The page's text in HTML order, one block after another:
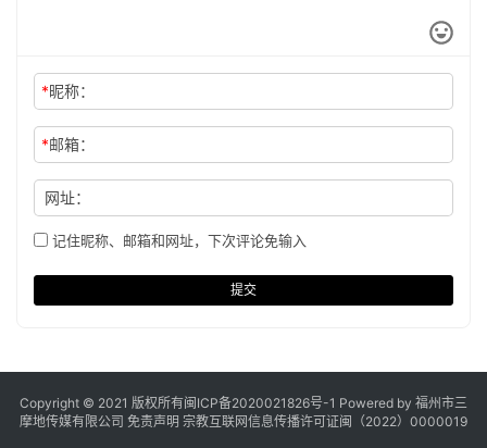
*昵称：
*邮箱：
网址：
记住昵称、邮箱和网址，下次评论免输入
提交
Copyright © 2021 版权所有闽ICP备2020021826号-1 Powered by 福州市三
摩地传媒有限公司 免责声明 宗教互联网信息传播许可证闽（2022）0000019